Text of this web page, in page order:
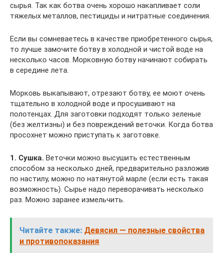
сырья. Так как ботва очень хорошо накапливает соли
тяжелых металлов, пестициды и нитратные соединения.
Если вы сомневаетесь в качестве приобретенного сырья,
то лучше замочите ботву в холодной и чистой воде на
несколько часов. Морковную ботву начинают собирать
в середине лета.
Морковь выкапывают, отрезают ботву, ее моют очень
тщательно в холодной воде и просушивают на
полотенцах. Для заготовки подходят только зеленые
(без желтизны) и без повреждений веточки. Когда ботва
просохнет можно приступать к заготовке.
1. Сушка. Веточки можно высушить естественным
способом за несколько дней, предварительно разложив
по настилу, можно по натянутой марле (если есть такая
возможность). Сырье надо переворачивать несколько
раз. Можно заранее измельчить.
Читайте также: Девясил — полезные свойства
и противопоказания